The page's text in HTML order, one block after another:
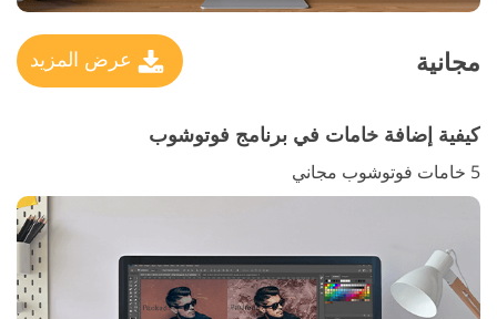
مجانية عرض المزيد
كيفية إضافة خامات في برنامج فوتوشوب
5 خامات فوتوشوب مجاني